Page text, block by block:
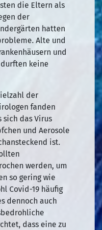
die Eltern als
der
hatten
Alte und
und
keine
der
fanden
sich das Virus
und Aerosole
ist.
werden, um
so gering wie
Covid-19 häufig
dennoch auch
dass eine zu